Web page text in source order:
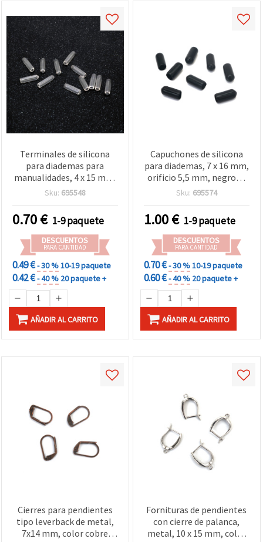
Terminales de silicona
para diademas para
manualidades, 4 x 15 mm,
orificio de 2 mm - Pack de
Sku: 695548
0.70€ 1-9 paquete
DESCUENTOS
PARA CANTIDAD
0.49 €- 30 %10-19 paquete
0.42 €- 40 % 20 paquete +
AÑADIR AL CARRITO
Capuchones de silicona
para diademas, 7 x 16 mm,
orificio 5,5 mm, negros -
20 uds.
Sku: 695574
1.00€ 1-9 paquete
DESCUENTOS
PARA CANTIDAD
0.70 €- 30 %10-19 paquete
0.60 €- 40 % 20 paquete +
AÑADIR AL CARRITO
Cierres para pendientes
tipo leverback de metal,
7x14 mm, color cobre
Fornituras de pendientes
con cierre de palanca,
metal, 10 x 15 mm, color